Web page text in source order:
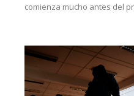
comienza mucho antes del